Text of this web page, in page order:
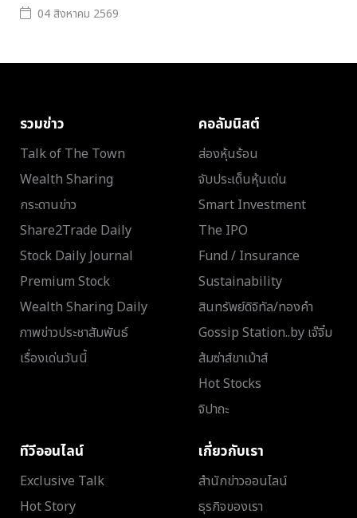
04 สิงหาคม 2569
รวมข่าว
Talk of The Town
Wealth Sharing
กระดานข่าว
Share2Trade Daily
Stock Daily Journal
Premium Stock
Wealth Sharing Daily
ภาพข่าวประชาสัมพันธ์
เรื่องเด่นวันนี้
คอลัมนิสต์
ส่องหุ้นร้อน
จับประเด็นหุ้นเด่น
Smart Investment
The IPO
Fund / Insurance
Sustainability
สินทรัพย์ดิจิทัล/ทองคำ
Gossip Station..by เจ๊จิ๋ม
ส้มซ่าส์ขาเม้าส์
Hot Stocks
จิปาถะ
ทีวีออนไลน์
Exclusive Talk
Hot Story
เกี่ยวกับเรา
สำนักข่าวออนไลน์
ธุรกิจของเรา